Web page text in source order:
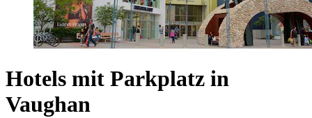
Hotels mit Parkplatz in
Vaughan